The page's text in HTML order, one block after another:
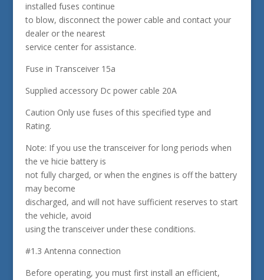
installed fuses continue
to blow, disconnect the power cable and contact your
dealer or the nearest
service center for assistance.
Fuse in Transceiver 15a
Supplied accessory Dc power cable 20A
Caution Only use fuses of this specified type and
Rating.
Note: If you use the transceiver for long periods when
the ve hicie battery is
not fully charged, or when the engines is off the battery
may become
discharged, and will not have sufficient reserves to start
the vehicle, avoid
using the transceiver under these conditions.
#1.3 Antenna connection
Before operating, you must first install an efficient,